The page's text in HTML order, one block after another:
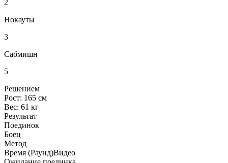
2
Нокауты
3
Сабмишн
5
Решением
Рост: 165 см
Вес: 61 кг
Результат
Поединок
Боец
Метод
Время (Раунд)Видео